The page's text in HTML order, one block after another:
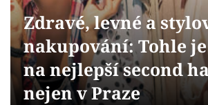
Přihlášení
Sledujte nás
Zdravé, levné a
nakupování: Tohle
na nejlepší second
nejen v Praze